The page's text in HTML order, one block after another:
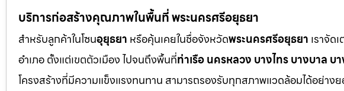
บริการก่อสร้างคุณภาพในพื้นที่ พระนครศรีอยุธยา
สำหรับลูกค้าในโซนอุยุธยา หรือคุ้นเคยในชื่อจังหวัดพระนครศรีอยุธยา เราจั
อำเภอ ตั้งแต่เขตตัวเมือง ไปจนถึงพื้นที่ท่าเรือ นครหลวง บางไทร บางบาล บ
โครงสร้างที่มีความแข็งแรงทนทาน สามารถรองรับทุกสภาพแวดล้อมได้อย่าง